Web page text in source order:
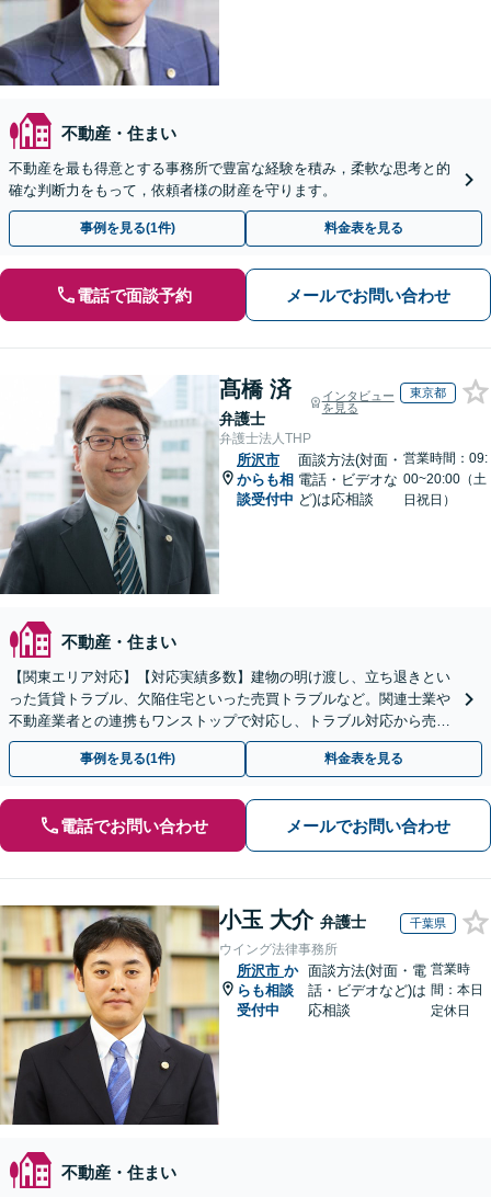
不動産・住まい
不動産を最も得意とする事務所で豊富な経験を積み，柔軟な思考と的
確な判断力をもって，依頼者様の財産を守ります。
事例を見る(1件) 料金表を見る
電話で面談予約 メールでお問い合わせ
髙橋 済
弁護士
インタビュー
を見る
東京都
弁護士法人THP
所沢市
からも相
談受付中
面談方法(対面・
電話・ビデオな
ど)は応相談
営業時間：09:
00~20:00（土
日祝日）
不動産・住まい
【関東エリア対応】【対応実績多数】建物の明け渡し、立ち退きとい
った賃貸トラブル、欠陥住宅といった売買トラブルなど。関連士業や
不動産業者との連携もワンストップで対応し、トラブル対応から売却
まで徹底サポート【初回相談無料】
事例を見る(1件) 料金表を見る
電話でお問い合わせ メールでお問い合わせ
小玉 大介 弁護士 千葉県
ウイング法律事務所
所沢市 か
らも相談
受付中
面談方法(対面・電
話・ビデオなど)は
応相談
営業時
間：本日
定休日
不動産・住まい